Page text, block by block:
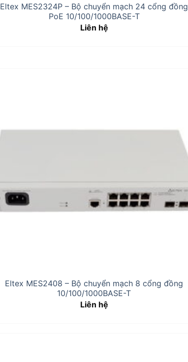
Eltex MES2324P – Bộ chuyển mạch 24 cổng đồng
PoE 10/100/1000BASE-T
Liên hệ
Eltex MES2408 – Bộ chuyển mạch 8 cổng đồng
10/100/1000BASE-T
Liên hệ